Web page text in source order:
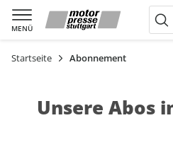
MENÜ
Warenkorb
Startseite Abonnement
Unsere Abos